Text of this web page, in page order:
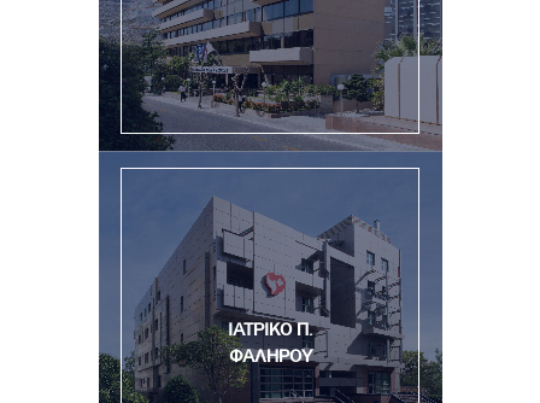
ΙΑΤΡΙΚΟ Π.
ΦΑΛΗΡΟΥ